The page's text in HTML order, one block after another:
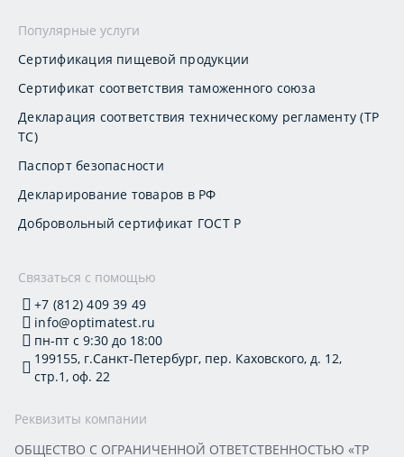
Популярные услуги
Сертификация пищевой продукции
Сертификат соответствия таможенного союза
Декларация соответствия техническому регламенту (ТР
ТС)
Паспорт безопасности
Декларирование товаров в РФ
Добровольный сертификат ГОСТ Р
Связаться с помощью
+7 (812) 409 39 49
info@optimatest.ru
пн-пт с 9:30 до 18:00
199155, г.Санкт-Петербург, пер. Каховского, д. 12,
стр.1, оф. 22
Реквизиты компании
ОБЩЕСТВО С ОГРАНИЧЕННОЙ ОТВЕТСТВЕННОСТЬЮ «ТР